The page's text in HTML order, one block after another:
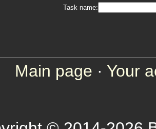
Task name:
Main page · Your